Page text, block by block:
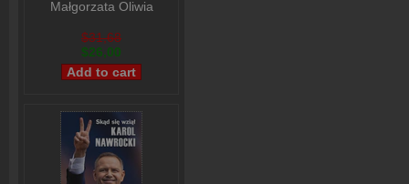
Małgorzata Oliwia
$31,68
$26,00